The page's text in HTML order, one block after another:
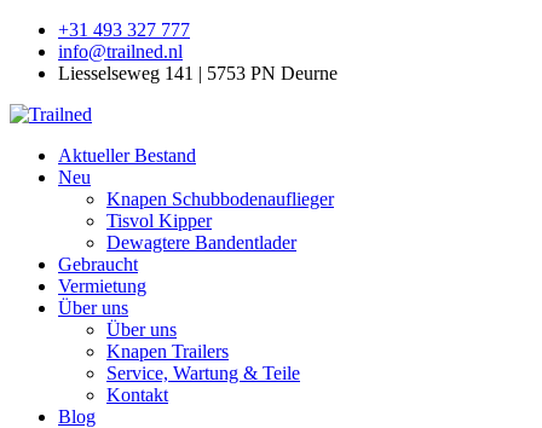
+31 493 327 777
info@trailned.nl
Liesselseweg 141 | 5753 PN Deurne
Aktueller Bestand
Neu
Knapen Schubbodenauflieger
Tisvol Kipper
Dewagtere Bandentlader
Gebraucht
Vermietung
Über uns
Über uns
Knapen Trailers
Service, Wartung & Teile
Kontakt
Blog